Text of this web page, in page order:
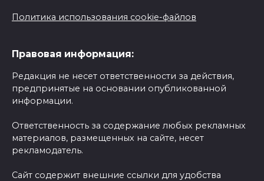
Политика использования cookie-файлов
Правовая информация:
Редакция не несет ответственности за действия,
предпринятые на основании опубликованной
информации.
Ответственность за содержание любых рекламных
материалов, размещенных на сайте, несет
рекламодатель.
Сайт содержит внешние ссылки для удобства